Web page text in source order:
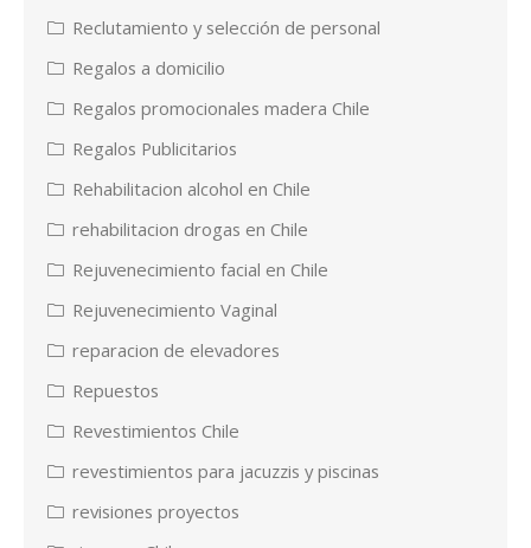
Reclutamiento y selección de personal
Regalos a domicilio
Regalos promocionales madera Chile
Regalos Publicitarios
Rehabilitacion alcohol en Chile
rehabilitacion drogas en Chile
Rejuvenecimiento facial en Chile
Rejuvenecimiento Vaginal
reparacion de elevadores
Repuestos
Revestimientos Chile
revestimientos para jacuzzis y piscinas
revisiones proyectos